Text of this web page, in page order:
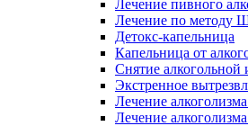
Лечение пивного
Лечение по методу
Детокс-капельница
Капельница от
Снятие алкогольной
Экстренное
Лечение
Лечение